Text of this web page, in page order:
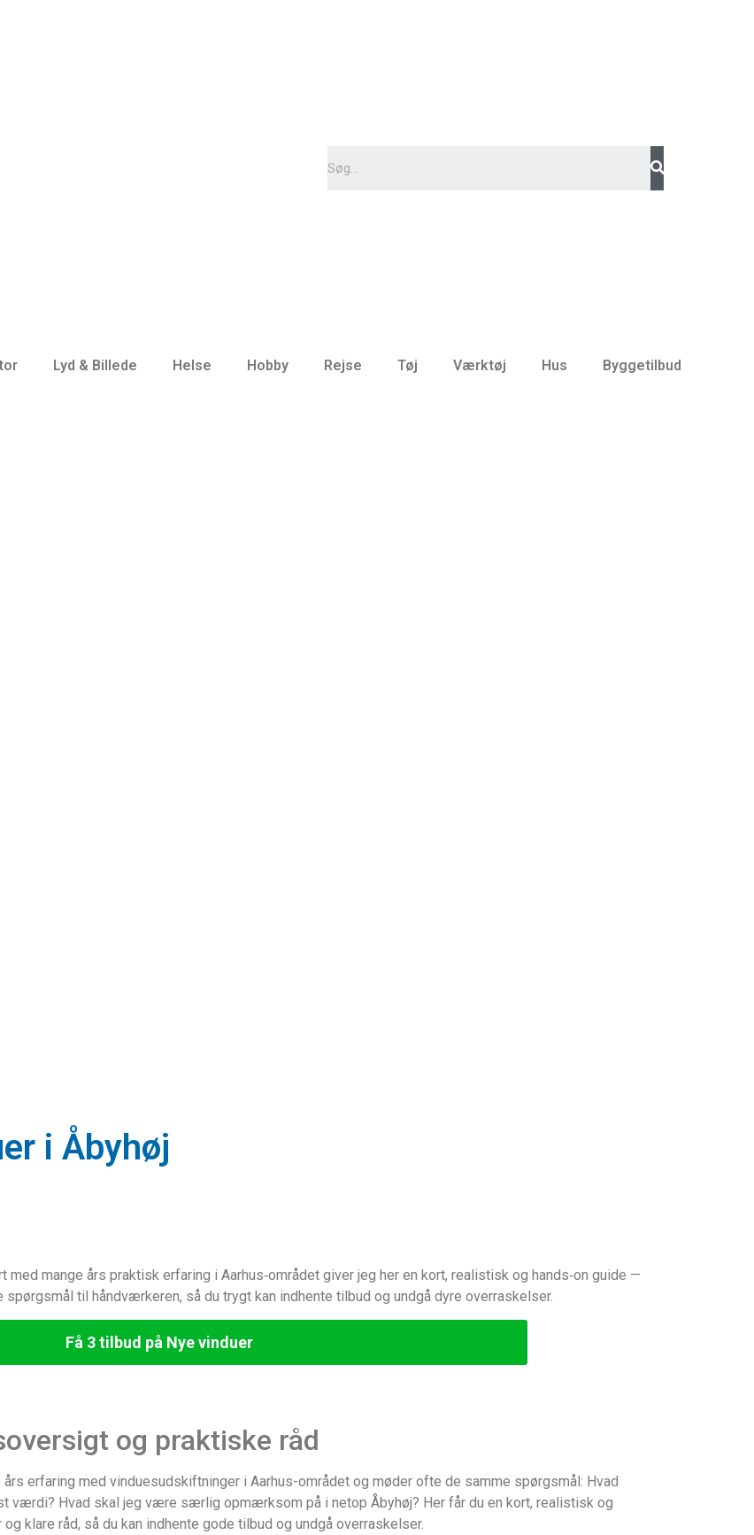
Lyd & Billede Helse Hobby Rejse Tøj Værktøj Hus Byggetilbud
i Åbyhøj
mange års praktisk erfaring i Aarhus‑området giver jeg her en kort, realistisk og hands‑on guide —
til håndværkeren, så du trygt kan indhente tilbud og undgå dyre overraskelser.
Få 3 tilbud på Nye vinduer
og praktiske råd
erfaring med vinduesudskiftninger i Aarhus-området og møder ofte de samme spørgsmål: Hvad
værdi? Hvad skal jeg være særlig opmærksom på i netop Åbyhøj? Her får du en kort, realistisk og
klare råd, så du kan indhente gode tilbud og undgå overraskelser.